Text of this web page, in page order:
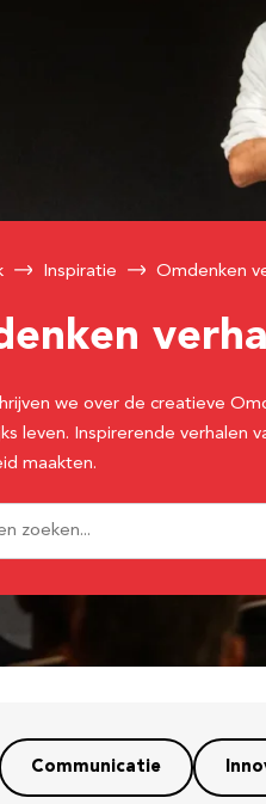
Inspiratie Omdenken
we over de creatieve
leven. Inspirerende verhalen
maakten.
Communicatie